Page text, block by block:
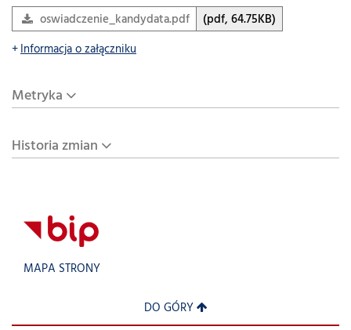
oswiadczenie_kandydata.pdf
(pdf, 64.75KB)
Informacja o załączniku
Metryka
Historia zmian
MAPA STRONY
DO GÓRY